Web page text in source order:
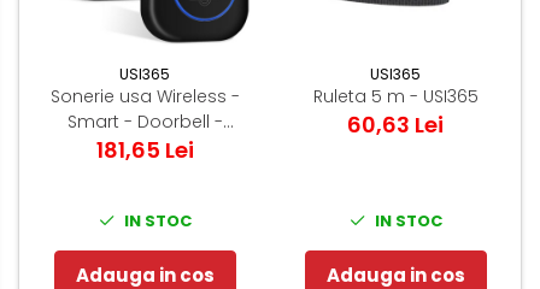
USI365
Sonerie usa Wireless -
Smart - Doorbell -
Acoperire 150m
181,65 Lei
IN STOC
Adauga in cos
USI365
Ruleta 5 m - USI365
60,63 Lei
IN STOC
Adauga in cos